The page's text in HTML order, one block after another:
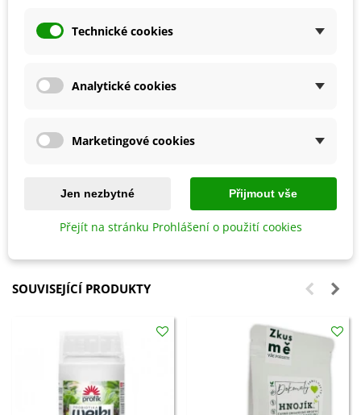
Optimální teplota ke klíčení je
, nesmí klesnout
Stanoviště volímeslunečné či polostinné
balkonové rostliny.
necháme přezimovat ve skleníku.
SOUVISEJÍCÍ PRODUKTY
Technické cookies
Analytické cookies
Marketingové cookies
Jen nezbytné Přijmout vše
Přejít na stránku Prohlášení o použití cookies